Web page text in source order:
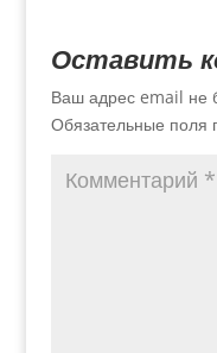
Оставить
Ваш адрес email не
Обязательные поля